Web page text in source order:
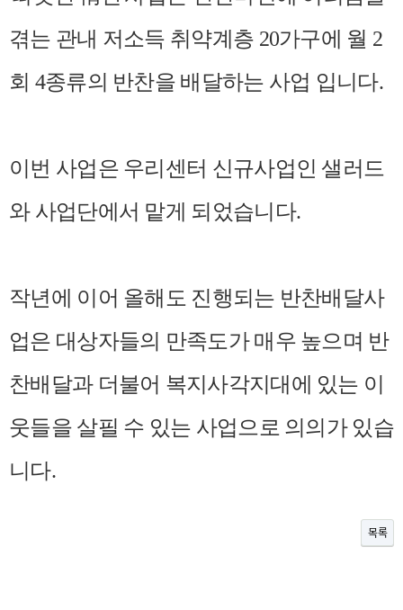
겪는 관내 저소득 취약계층 20가구에 월 2
회 4종류의 반찬을 배달하는 사업 입니다.
이번 사업은 우리센터 신규사업인 샐러드
와 사업단에서 맡게 되었습니다.
작년에 이어 올해도 진행되는 반찬배달사
업은 대상자들의 만족도가 매우 높으며 반
찬배달과 더불어 복지사각지대에 있는 이
웃들을 살필 수 있는 사업으로 의의가 있습
니다.
목록